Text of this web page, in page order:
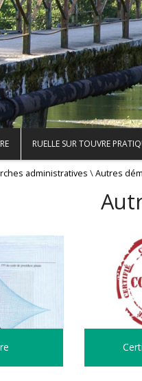
RUELLE SUR TOUVRE
administratives \Autres